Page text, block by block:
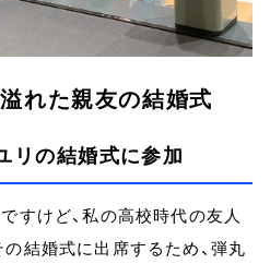
れた親友の結婚式
リの結婚式に参加
すけど、私の高校時代の友人
結婚式に出席するため、弾丸